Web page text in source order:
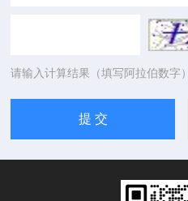
请输入计算结果（填写阿拉伯数字